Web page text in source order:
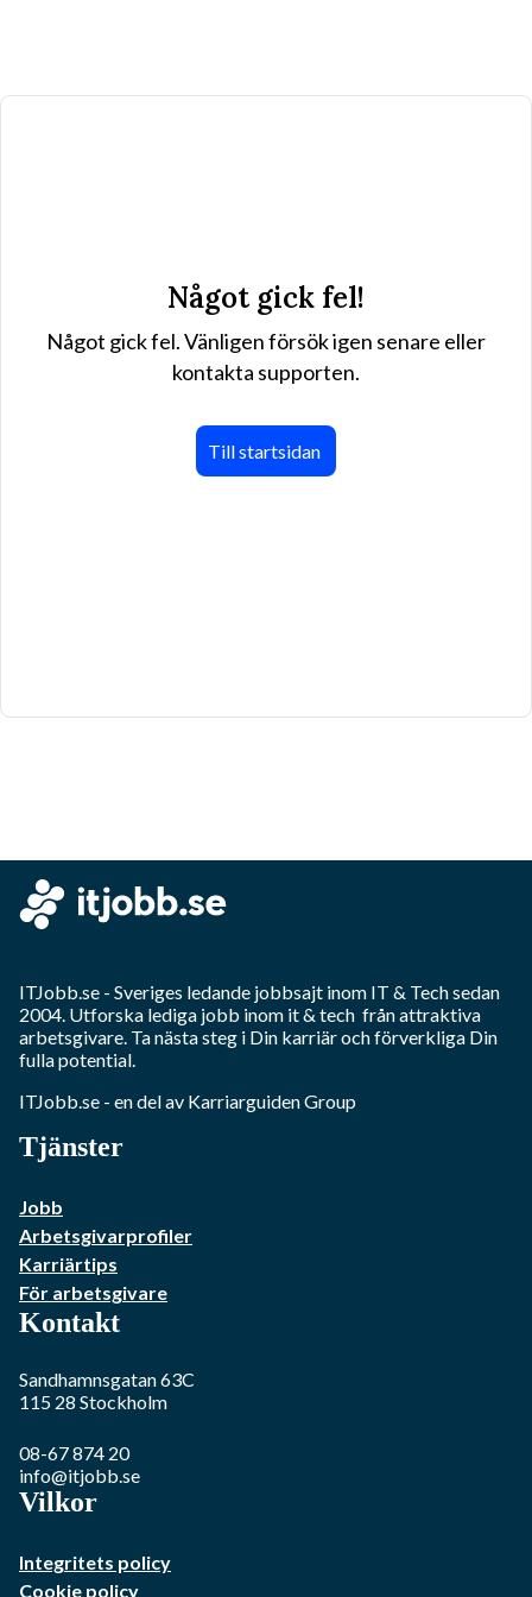
Något gick fel!
Något gick fel. Vänligen försök igen senare eller
kontakta supporten.
Till startsidan
ITJobb.se - Sveriges ledande jobbsajt inom IT & Techsedan
2004. Utforska lediga jobb inom it & tech från attraktiva
arbetsgivare. Ta nästa steg i Din karriär och förverkliga Din
fulla potential.
ITJobb.se - en del av Karriarguiden Group
Tjänster
Jobb
Arbetsgivarprofiler
Karriärtips
För arbetsgivare
Kontakt
Sandhamnsgatan 63C
115 28 Stockholm
08-67 874 20
info@itjobb.se
Vilkor
Integritets policy
Cookie policy